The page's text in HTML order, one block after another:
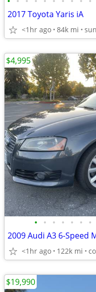
2017 Toyota Yaris iA
<1hr ago 84k mi
• • • • • • •
2009 Audi A3 6-Speed
<1hr ago 122k mi
$4,995
$19,990